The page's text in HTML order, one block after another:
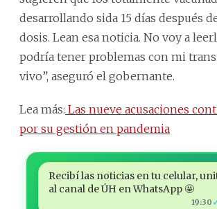
desarrollando sida 15 días después
dosis. Lean esa noticia. No voy a
podría tener problemas con mi
vivo”, aseguró el gobernante.
Lea más: Las nueve acusaciones
por su gestión en pandemia
Recibí las noticias en tu celular,
al canal de ÚH en WhatsApp 🤩
19:30